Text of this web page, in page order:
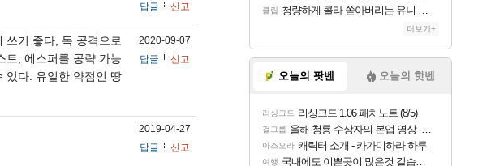
답글
신고
쓰기 좋다, 독 공격으로
트, 에스퍼를 공략 가능
있다. 유일한 약점인 땅
2020-09-07
답글
신고
2019-04-27
답글
신고
클립 청량하게 콜라 쏟아버리는 유니 ㅋㅋㅋ
더보기+
오늘의 팟벤 오늘의 핫벤
리싱크드 리싱크드 1.06 패치노트 (8/5)
걸그룹 올해 청룡 수상자의 본업 영상 - 스테이씨 윤
아스오라 캐릭터 소개 - 카가미하라 하루
여행 국내에도 이쁜곳이 많은것 같습니다